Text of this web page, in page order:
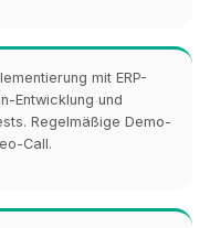
mit ERP-
Entwicklung und
Regelmäßige Demo-
Call.